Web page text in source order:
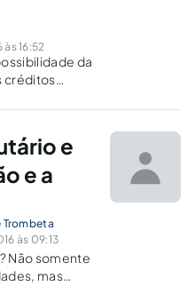
16:52
da
créditos
crédito. e
e a
Trombeta
às 09:13
Não somente
mas